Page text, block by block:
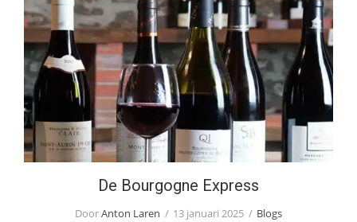
De Bourgogne Express
De Bourgogne Express
DoorAnton Laren 13 januari 2025 Blogs